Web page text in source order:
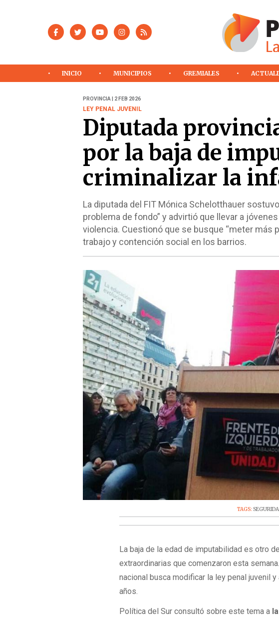
INICIO MUNICIPIOS GREMIALES
PROVINCIA | 2 FEB 2026
LEY PENAL JUVENIL
Diputada
por la baja de
criminalizar la
La diputada del FIT Mónica Schelotthauer
problema de fondo” y advirtió que llevar a
violencia. Cuestionó que se busque “meter más
trabajo y contención social en los barrios.
‹
TAGS:
La baja de la edad de imputabilidad es otro
extraordinarias que comenzaron esta
nacional busca modificar la ley penal juvenil
años.
Política del Sur consultó sobre este tema a